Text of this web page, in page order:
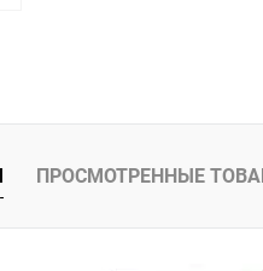
ПРОСМОТРЕННЫЕ